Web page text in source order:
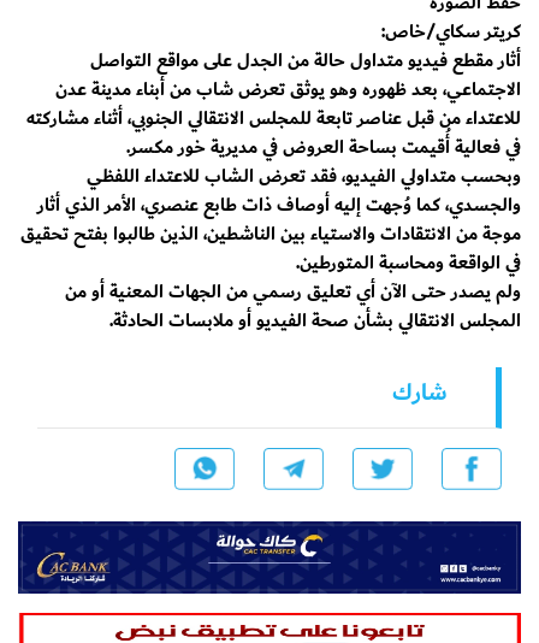
كريتر سكاي/خاص:
أثار مقطع فيديو متداول حالة من الجدل على مواقع التواصل
الاجتماعي، بعد ظهوره وهو يوثق تعرض شاب من أبناء مدينة عدن
للاعتداء من قبل عناصر تابعة للمجلس الانتقالي الجنوبي، أثناء مشاركته
في فعالية أُقيمت بساحة العروض في مديرية خور مكسر.
وبحسب متداولي الفيديو، فقد تعرض الشاب للاعتداء اللفظي
والجسدي، كما وُجهت إليه أوصاف ذات طابع عنصري، الأمر الذي أثار
موجة من الانتقادات والاستياء بين الناشطين، الذين طالبوا بفتح تحقيق
في الواقعة ومحاسبة المتورطين.
ولم يصدر حتى الآن أي تعليق رسمي من الجهات المعنية أو من
المجلس الانتقالي بشأن صحة الفيديو أو ملابسات الحادثة.
شارك